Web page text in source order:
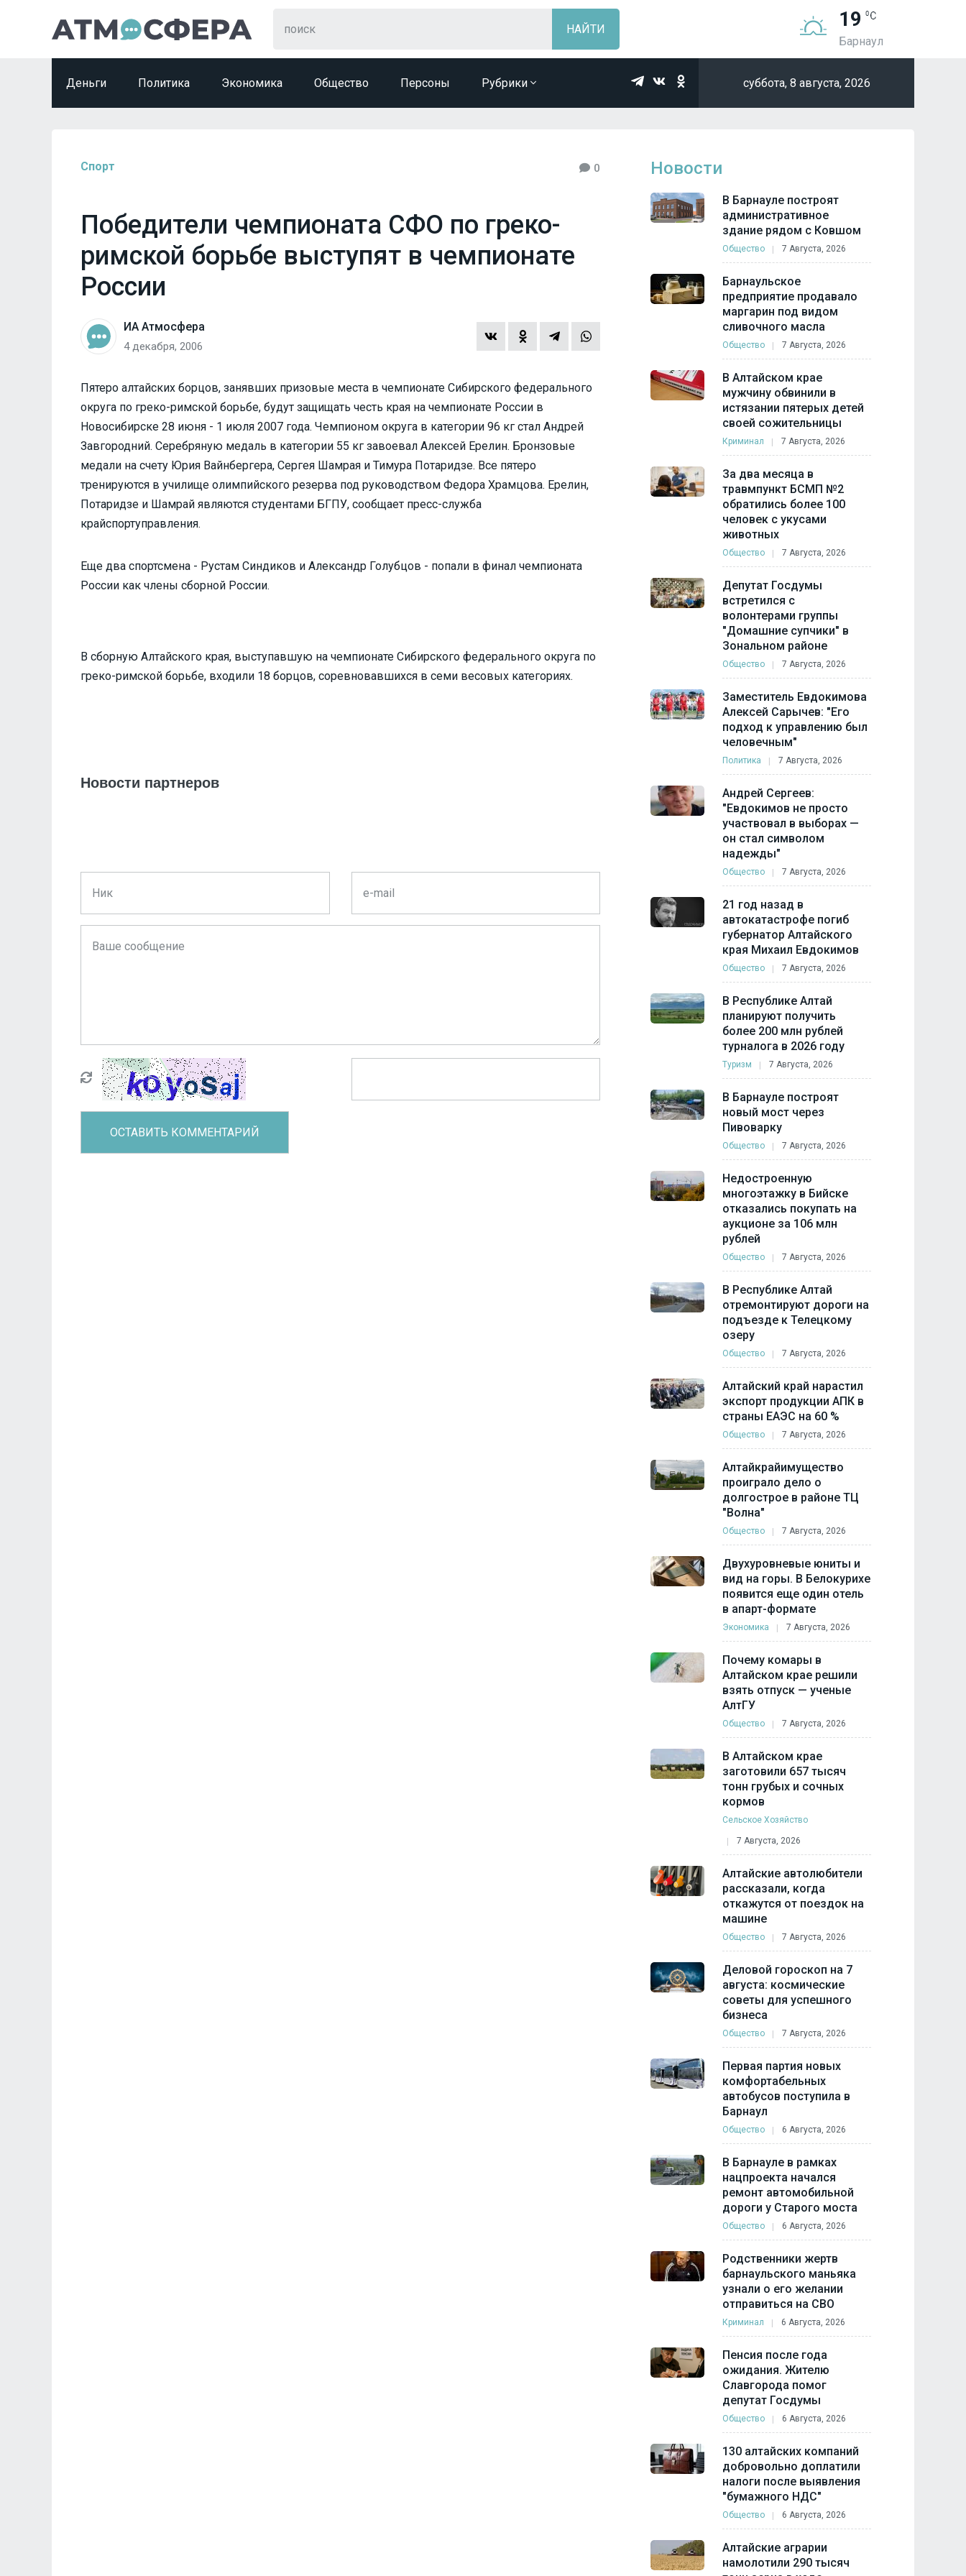
19
Барнаул
Деньги Политика Экономика Общество Персоны Рубрики суббота, 8 августа, 2026
Спорт 0
Победители чемпионата СФО по греко-
римской борьбе выступят в чемпионате
России
ИА Атмосфера
4 декабря, 2006
Пятеро алтайских борцов, занявших призовые места в чемпионате Сибирского федерального
округа по греко-римской борьбе, будут защищать честь края на чемпионате России в
Новосибирске 28 июня - 1 июля 2007 года. Чемпионом округа в категории 96 кг стал Андрей
Завгородний. Серебряную медаль в категории 55 кг завоевал Алексей Ерелин. Бронзовые
медали на счету Юрия Вайнбергера, Сергея Шамрая и Тимура Потаридзе. Все пятеро
тренируются в училище олимпийского резерва под руководством Федора Храмцова. Ерелин,
Потаридзе и Шамрай являются студентами БГПУ, сообщает пресс-служба
крайспортуправления.
Еще два спортсмена - Рустам Синдиков и Александр Голубцов - попали в финал чемпионата
России как члены сборной России.
В сборную Алтайского края, выступавшую на чемпионате Сибирского федерального округа по
греко-римской борьбе, входили 18 борцов, соревновавшихся в семи весовых категориях.
Новости партнеров
Новости
В Барнауле построят
административное
здание рядом с Ковшом
Общество 7 Августа, 2026
Барнаульское
предприятие продавало
маргарин под видом
сливочного масла
Общество 7 Августа, 2026
В Алтайском крае
мужчину обвинили в
истязании пятерых детей
своей сожительницы
Криминал 7 Августа, 2026
За два месяца в
травмпункт БСМП №2
обратились более 100
человек с укусами
животных
Общество 7 Августа, 2026
Депутат Госдумы
встретился с
волонтерами группы
"Домашние супчики" в
Зональном районе
Общество 7 Августа, 2026
Заместитель Евдокимова
Алексей Сарычев: "Его
подход к управлению был
человечным"
Политика 7 Августа, 2026
Андрей Сергеев:
"Евдокимов не просто
участвовал в выборах —
он стал символом
надежды"
Общество 7 Августа, 2026
21 год назад в
автокатастрофе погиб
губернатор Алтайского
края Михаил Евдокимов
Общество 7 Августа, 2026
В Республике Алтай
планируют получить
более 200 млн рублей
турналога в 2026 году
Туризм 7 Августа, 2026
В Барнауле построят
новый мост через
Пивоварку
Общество 7 Августа, 2026
Недостроенную
многоэтажку в Бийске
отказались покупать на
аукционе за 106 млн
рублей
Общество 7 Августа, 2026
В Республике Алтай
отремонтируют дороги на
подъезде к Телецкому
озеру
Общество 7 Августа, 2026
Алтайский край нарастил
экспорт продукции АПК в
страны ЕАЭС на 60 %
Общество 7 Августа, 2026
Алтайкрайимущество
проиграло дело о
долгострое в районе ТЦ
"Волна"
Общество 7 Августа, 2026
Двухуровневые юниты и
вид на горы. В Белокурихе
появится еще один отель
в апарт-формате
Экономика 7 Августа, 2026
Почему комары в
Алтайском крае решили
взять отпуск — ученые
АлтГУ
Общество 7 Августа, 2026
В Алтайском крае
заготовили 657 тысяч
тонн грубых и сочных
кормов
Сельское Хозяйство
7 Августа, 2026
Алтайские автолюбители
рассказали, когда
откажутся от поездок на
машине
Общество 7 Августа, 2026
Деловой гороскоп на 7
августа: космические
советы для успешного
бизнеса
Общество 7 Августа, 2026
Первая партия новых
комфортабельных
автобусов поступила в
Барнаул
Общество 6 Августа, 2026
В Барнауле в рамках
нацпроекта начался
ремонт автомобильной
дороги у Старого моста
Общество 6 Августа, 2026
Родственники жертв
барнаульского маньяка
узнали о его желании
отправиться на СВО
Криминал 6 Августа, 2026
Пенсия после года
ожидания. Жителю
Славгорода помог
депутат Госдумы
Общество 6 Августа, 2026
130 алтайских компаний
добровольно доплатили
налоги после выявления
"бумажного НДС"
Общество 6 Августа, 2026
Алтайские аграрии
намолотили 290 тысяч